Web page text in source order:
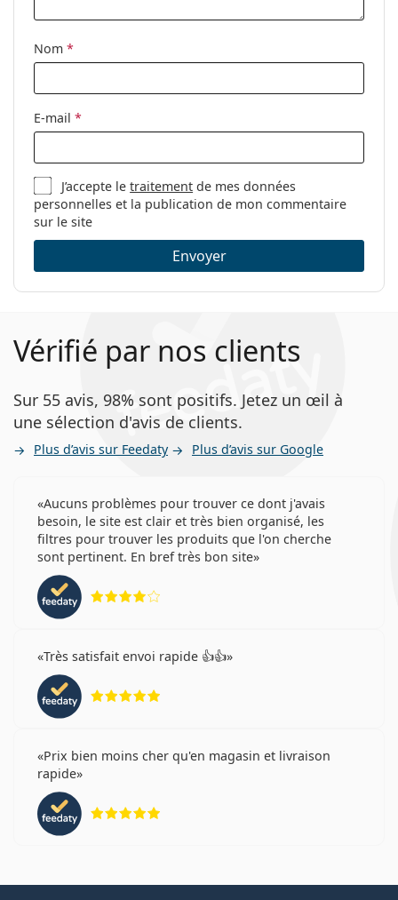
Étui:
Oui
Sexe:
Pour femmes
Catégorie:
Lunettes de vue
Marque:
Polaroid
Code:
Nom *
E-mail *
J’accepte letraitement de mes données
personnelles et la publication de mon commentaire
sur le site
Envoyer
Vérifié par nos clients
Sur 55 avis, 98% sont positifs. Jetez un œil à
une sélection d'avis de clients.
Plus d’avis sur Feedaty Plus d’avis sur Google
Aucuns problèmes pour trouver ce dont j'avais
besoin, le site est clair et très bien organisé, les
filtres pour trouver les produits que l'on cherche
sont pertinent. En bref très bon site
Très satisfait envoi rapide 👍👍
Prix bien moins cher qu'en magasin et livraison
rapide